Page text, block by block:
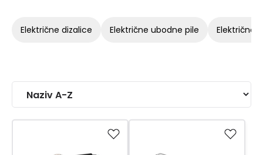
električne dizalice električne ubodne pile električne